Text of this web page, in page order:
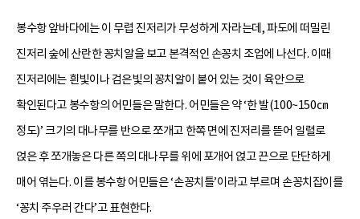
봉수항 앞바다에는 이 무렵 진저리가 무성하게 자라는데, 파도에 떠밀린
진저리 숲에 산란한 꽁치알을 보고 본격적인 손꽁치 조업에 나선다. 이때
진저리에는 흰빛이나 검은빛의 꽁치알이 붙어 있는 것이 육안으로
확인된다고 봉수항의 어민들은 말한다. 어민들은 약 ‘한 발(100~150㎝
정도)’ 크기의 대나무를 반으로 쪼개고 한쪽 면에 진저리를 뜯어 일렬로
얹은 후 쪼개놓은 다른 쪽의 대나무를 위에 포개어 얹고 끈으로 단단하게
매어 엮는다. 이를 봉수항 어민들은 ‘손꽁치틀’이라고 부르며 손꽁치잡이를
‘꽁치 주우러 간다’고 표현한다.